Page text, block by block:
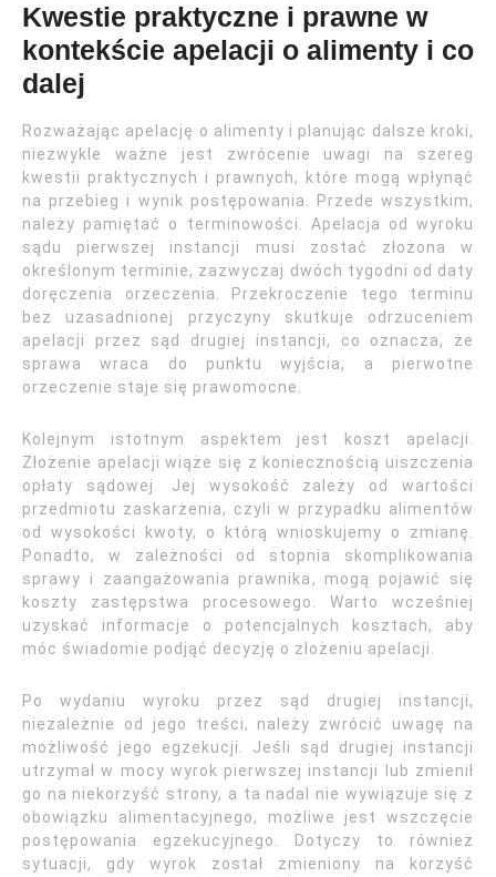
Kwestie praktyczne i prawne w
kontekście apelacji o alimenty i co
dalej
Rozważając apelację o alimenty i planując dalsze kroki,
niezwykle ważne jest zwrócenie uwagi na szereg
kwestii praktycznych i prawnych, które mogą wpłynąć
na przebieg i wynik postępowania. Przede wszystkim,
należy pamiętać o terminowości. Apelacja od wyroku
sądu pierwszej instancji musi zostać złożona w
określonym terminie, zazwyczaj dwóch tygodni od daty
doręczenia orzeczenia. Przekroczenie tego terminu
bez uzasadnionej przyczyny skutkuje odrzuceniem
apelacji przez sąd drugiej instancji, co oznacza, że
sprawa wraca do punktu wyjścia, a pierwotne
orzeczenie staje się prawomocne.
Kolejnym istotnym aspektem jest koszt apelacji.
Złożenie apelacji wiąże się z koniecznością uiszczenia
opłaty sądowej. Jej wysokość zależy od wartości
przedmiotu zaskarżenia, czyli w przypadku alimentów
od wysokości kwoty, o którą wnioskujemy o zmianę.
Ponadto, w zależności od stopnia skomplikowania
sprawy i zaangażowania prawnika, mogą pojawić się
koszty zastępstwa procesowego. Warto wcześniej
uzyskać informacje o potencjalnych kosztach, aby
móc świadomie podjąć decyzję o złożeniu apelacji.
Po wydaniu wyroku przez sąd drugiej instancji,
niezależnie od jego treści, należy zwrócić uwagę na
możliwość jego egzekucji. Jeśli sąd drugiej instancji
utrzymał w mocy wyrok pierwszej instancji lub zmienił
go na niekorzyść strony, a ta nadal nie wywiązuje się z
obowiązku alimentacyjnego, możliwe jest wszczęcie
postępowania egzekucyjnego. Dotyczy to również
sytuacji, gdy wyrok został zmieniony na korzyść